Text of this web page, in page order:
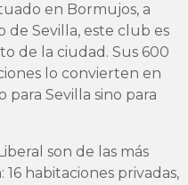
en Bormujos, a
de Sevilla, este club es
de la ciudad. Sus 600
lo convierten en
Sevilla sino para
son de las más
habitaciones privadas,